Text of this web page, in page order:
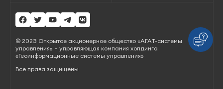
© 2023 Открытое акционерное общество «АГАТ-системы
управления» – управляющая компания холдинга
«Геоинформационные системы управления»
Все права защищены